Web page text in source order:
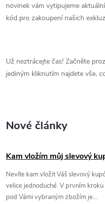
novinek vám vytipujeme
kód pro zakoupení našich
Už neztrácejte čas! Začněte
jediným kliknutím najdete vše,
Nové články
Kam vložím můj slevový
Nevíte kam vložit Váš slevový
velice jednoduché. V prvním
pod Vámi vybraným zbožím je...